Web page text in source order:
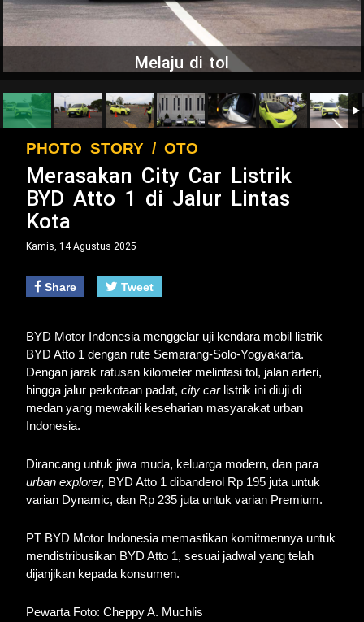
Melaju di tol
PHOTO STORY / OTO
Merasakan City Car Listrik
BYD Atto 1 di Jalur Lintas
Kota
Kamis, 14 Agustus 2025
Share Tweet
BYD Motor Indonesia menggelar uji kendara mobil listrik
BYD Atto 1 dengan rute Semarang-Solo-Yogyakarta.
Dengan jarak ratusan kilometer melintasi tol, jalan arteri,
hingga jalur perkotaan padat, city carlistrik ini diuji di
medan yang mewakili keseharian masyarakat urban
Indonesia.
Dirancang untuk jiwa muda, keluarga modern, dan para
urban explorer, BYD Atto 1 dibanderol Rp 195 juta untuk
varian Dynamic, dan Rp 235 juta untuk varian Premium.
PT BYD Motor Indonesia memastikan komitmennya untuk
mendistribusikan BYD Atto 1, sesuai jadwal yang telah
dijanjikan kepada konsumen.
Pewarta Foto: Cheppy A. Muchlis